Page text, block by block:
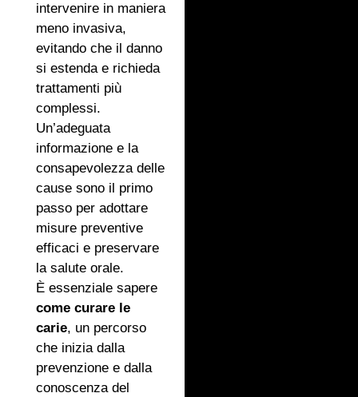
intervenire in maniera
meno invasiva,
evitando che il danno
si estenda e richieda
trattamenti più
complessi.
Un’adeguata
informazione e la
consapevolezza delle
cause sono il primo
passo per adottare
misure preventive
efficaci e preservare
la salute orale.
È essenziale sapere
come curare le
carie, un percorso
che inizia dalla
prevenzione e dalla
conoscenza del